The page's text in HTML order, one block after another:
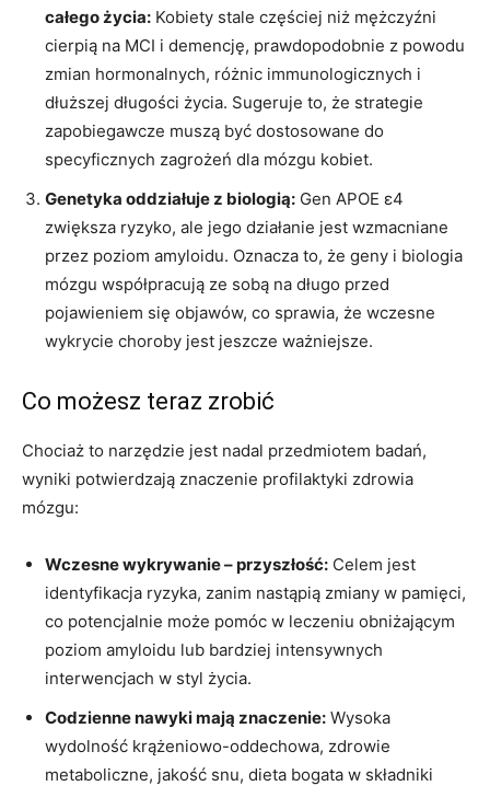
całego życia: Kobiety stale częściej niż mężczyźni
cierpią na MCI i demencję, prawdopodobnie z powodu
zmian hormonalnych, różnic immunologicznych i
dłuższej długości życia. Sugeruje to, że strategie
zapobiegawcze muszą być dostosowane do
specyficznych zagrożeń dla mózgu kobiet.
Genetyka oddziałuje z biologią: Gen APOE ε4
zwiększa ryzyko, ale jego działanie jest wzmacniane
przez poziom amyloidu. Oznacza to, że geny i biologia
mózgu współpracują ze sobą na długo przed
pojawieniem się objawów, co sprawia, że ​​wczesne
wykrycie choroby jest jeszcze ważniejsze.
Co możesz teraz zrobić
Chociaż to narzędzie jest nadal przedmiotem badań,
wyniki potwierdzają znaczenie profilaktyki zdrowia
mózgu:
Wczesne wykrywanie – przyszłość: Celem jest
identyfikacja ryzyka, zanim nastąpią zmiany w pamięci,
co potencjalnie może pomóc w leczeniu obniżającym
poziom amyloidu lub bardziej intensywnych
interwencjach w styl życia.
Codzienne nawyki mają znaczenie: Wysoka
wydolność krążeniowo-oddechowa, zdrowie
metaboliczne, jakość snu, dieta bogata w składniki